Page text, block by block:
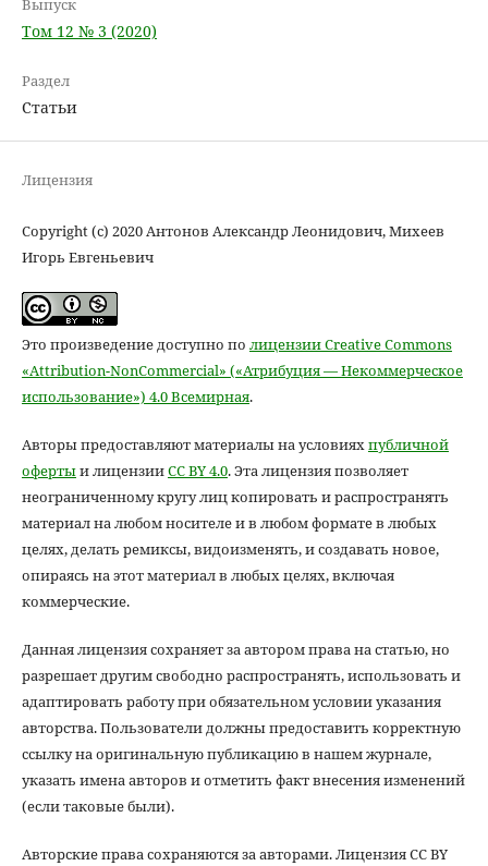
Выпуск
Том 12 № 3 (2020)
Раздел
Статьи
Лицензия
Copyright (c) 2020 Антонов Александр Леонидович, Михеев
Игорь Евгеньевич
Это произведение доступно по лицензии Creative Commons
«Attribution-NonCommercial» («Атрибуция — Некоммерческое
использование») 4.0 Всемирная.
Авторы предоставляют материалы на условияхпубличной
офертыи лицензииCC BY 4.0. Эта лицензия позволяет
неограниченному кругу лиц копировать и распространять
материал на любом носителе и в любом формате в любых
целях, делать ремиксы, видоизменять, и создавать новое,
опираясь на этот материал в любых целях, включая
коммерческие.
Данная лицензия сохраняет за автором права на статью, но
разрешает другим свободно распространять, использовать и
адаптировать работу при обязательном условии указания
авторства. Пользователи должны предоставить корректную
ссылку на оригинальную публикацию в нашем журнале,
указать имена авторов и отметить факт внесения изменений
(если таковые были).
Авторские права сохраняются за авторами. Лицензия CC BY